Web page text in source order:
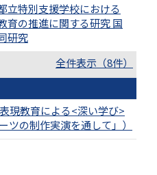
立特別支援学校における
育の推進に関する研究 国
研究
全件表示（8件）
現教育による<深い学び>
ツの制作実演を通して」）